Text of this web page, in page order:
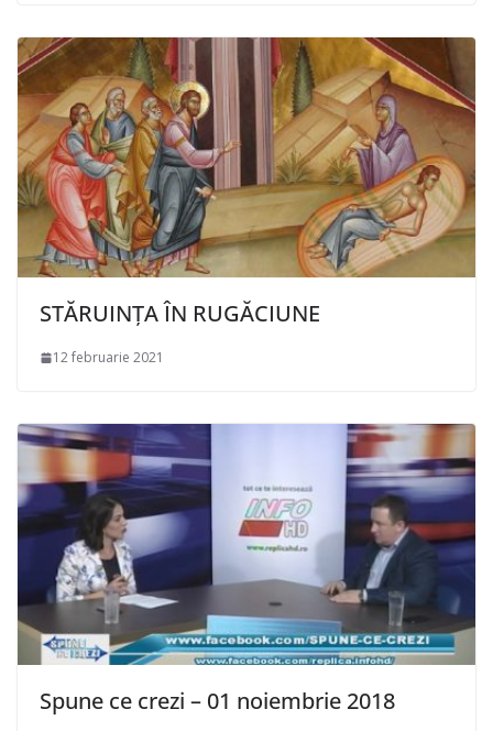
STĂRUINȚA ÎN RUGĂCIUNE
12 februarie 2021
Spune ce crezi – 01 noiembrie 2018